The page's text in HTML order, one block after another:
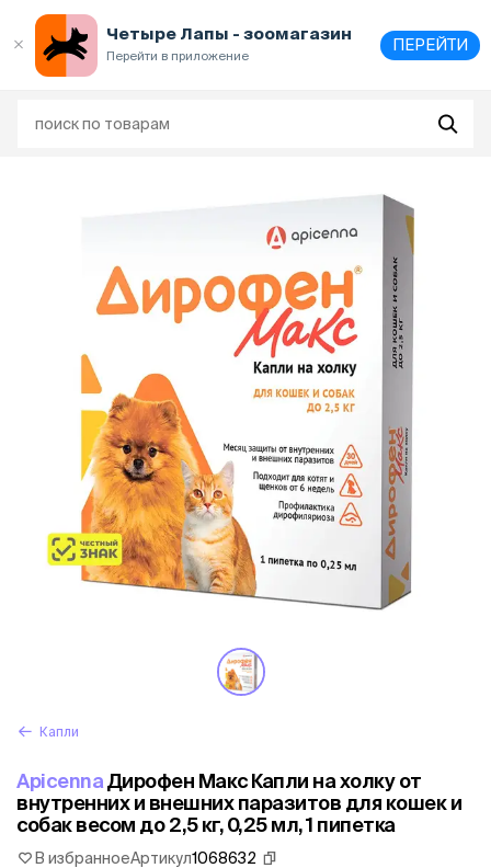
Четыре Лапы - зоомагазин
Перейти в приложение
ПЕРЕЙТИ
Капли
ApicennaДирофен Макс Капли на холку от
внутренних и внешних паразитов для кошек и
собак весом до 2,5 кг, 0,25 мл, 1 пипетка
В избранноеАртикул1068632